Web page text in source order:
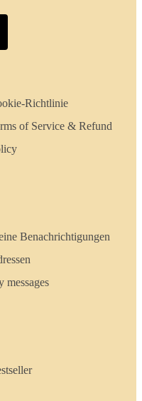
Richtlinie
of Service & Refund
Benachrichtigungen
messages